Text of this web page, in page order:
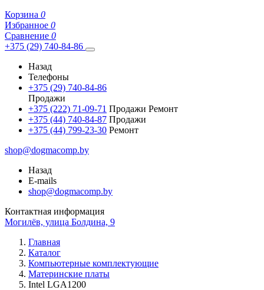
Корзина 0
Избранное 0
Сравнение 0
+375 (29) 740-84-86
Назад
Телефоны
+375 (29) 740-84-86
Продажи
+375 (222) 71-09-71 Продажи Ремонт
+375 (44) 740-84-87 Продажи
+375 (44) 799-23-30 Ремонт
shop@dogmacomp.by
Назад
E-mails
shop@dogmacomp.by
Контактная информация
Могилёв, улица Болдина, 9
Главная
Каталог
Компьютерные комплектующие
Материнские платы
Intel LGA1200